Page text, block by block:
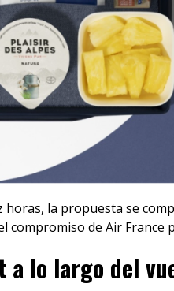
horas, la propuesta se
compromiso de Air
a lo largo del